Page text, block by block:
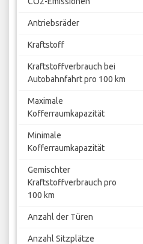
Antriebsräder
Kraftstoff
Kraftstoffverbrauch bei
Autobahnfahrt pro 100 km
Maximale
Kofferraumkapazität
Minimale
Kofferraumkapazität
Gemischter
Kraftstoffverbrauch pro
100 km
Anzahl der Türen
Anzahl Sitzplätze